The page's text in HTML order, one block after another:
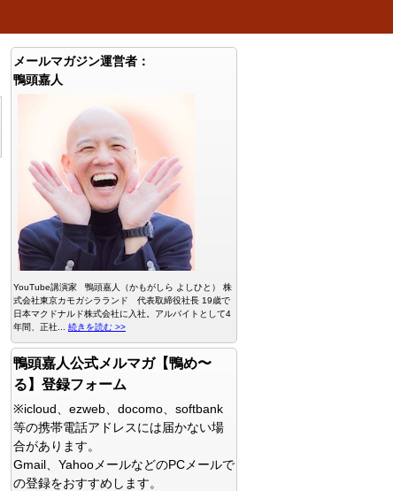
メールマガジン運営者：
鴨頭嘉人
YouTube講演家 鴨頭嘉人（かもがしら よしひと） 株
式会社東京カモガシラランド 代表取締役社長 19歳で
日本マクドナルド株式会社に入社。アルバイトとして4
年間、正社... 続きを読む >>
鴨頭嘉人公式メルマガ【鴨め〜
る】登録フォーム
※icloud、ezweb、docomo、softbank
等の携帯電話アドレスには届かない場
合があります。
Gmail、YahooメールなどのPCメールで
の登録をおすすめします。